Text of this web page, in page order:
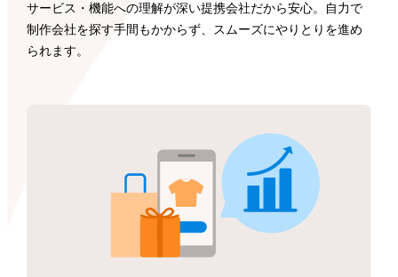
サービス・機能への理解が深い提携会社だから安心。自力で
制作会社を探す手間もかからず、スムーズにやりとりを進め
られます。